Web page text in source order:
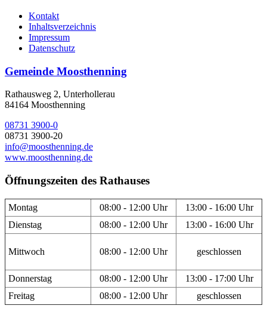
Kontakt
Inhaltsverzeichnis
Impressum
Datenschutz
Gemeinde Moosthenning
Rathausweg 2, Unterhollerau
84164 Moosthenning
08731 3900-0
08731 3900-20
info@moosthenning.de
www.moosthenning.de
Öffnungszeiten des Rathauses
Montag 08:00 - 12:00 Uhr
13:00 - 16:00 Uhr
Dienstag
08:00 - 12:00 Uhr 13:00 - 16:00 Uhr
Mittwoch 08:00 - 12:00 Uhr geschlossen
Donnerstag 08:00 - 12:00 Uhr
13:00 - 17:00 Uhr
Freitag
08:00 - 12:00 Uhr geschlossen